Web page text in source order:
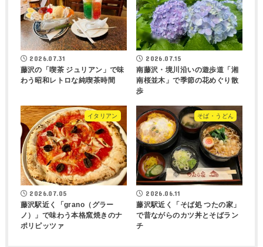
2026.07.31
藤沢の「喫茶 ジュリアン」で味
わう昭和レトロな純喫茶時間
2026.07.15
南藤沢・境川沿いの遊歩道「湘
南桜並木」で季節の花めぐり散
歩
イタリアン
2026.07.05
藤沢駅近く「grano（グラー
ノ）」で味わう本格窯焼きのナ
ポリピッツァ
そば・うどん
2026.06.11
藤沢駅近く「そば処 つたの家」
で昔ながらのカツ丼とそばラン
チ